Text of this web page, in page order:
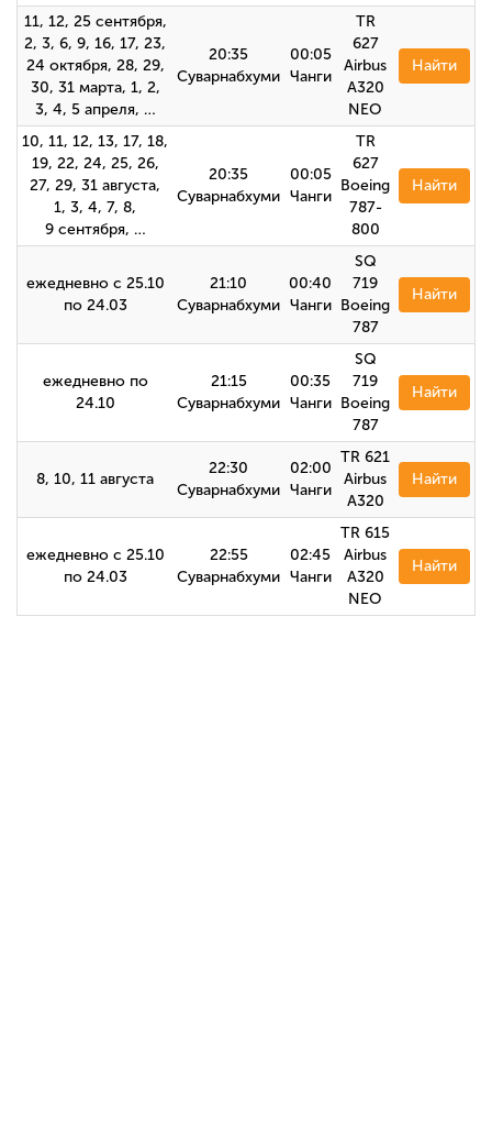
11, 12, 25 сентября,
2, 3, 6, 9, 16, 17, 23,
24 октября, 28, 29,
30, 31 марта, 1, 2,
3, 4, 5 апреля, …
20:35
Суварнабхуми
00:05
Чанги
TR
627
Airbus
A320
NEO
Найти
10, 11, 12, 13, 17, 18,
19, 22, 24, 25, 26,
27, 29, 31 августа,
1, 3, 4, 7, 8,
9 сентября, …
20:35
Суварнабхуми
00:05
Чанги
TR
627
Boeing
787-
800
Найти
ежедневно с 25.10
по 24.03
21:10
Суварнабхуми
00:40
Чанги
SQ
719
Boeing
787
Найти
ежедневно по
24.10
21:15
Суварнабхуми
00:35
Чанги
SQ
719
Boeing
787
Найти
8, 10, 11 августа
22:30
Суварнабхуми
02:00
Чанги
TR 621
Airbus
А320
Найти
ежедневно с 25.10
по 24.03
22:55
Суварнабхуми
02:45
Чанги
TR 615
Airbus
A320
NEO
Найти